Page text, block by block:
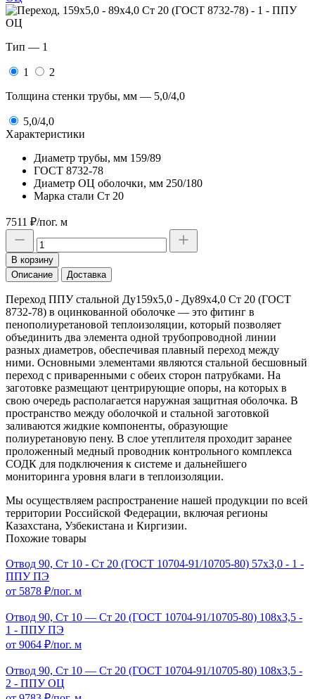
Тип — 1
1
2
Толщина стенки трубы, мм — 5,0/4,0
5,0/4,0
Характеристики
Диаметр трубы, мм 159/89
ГОСТ 8732-78
Диаметр ОЦ оболочки, мм 250/180
Марка стали Ст 20
7511 ₽/пог. м
В корзину
Описание
Доставка
Переход ППУ стальной Ду159х5,0 - Ду89x4,0 Ст 20 (ГОСТ
8732-78) в оцинкованной оболочке — это фитинг в
пенополиуретановой теплоизоляции, который позволяет
объединить два элемента одной трубопроводной линии
разных диаметров, обеспечивая плавный переход между
ними. Основными элементами являются стальной бесшовный
переход с приваренными с обеих сторон патрубками. На
заготовке размещают центрирующие опоры, на которых в
свою очередь располагается наружная защитная оболочка. В
пространство между оболочкой и стальной заготовкой
заливаются жидкие компоненты, образующие
полиуретановую пену. В слое утеплителя проходит заранее
проложенный медный проводник контрольного комплекса
СОДК для подключения к системе и дальнейшего
мониторинга уровня влаги в теплоизоляции.
Мы осуществляем распространение нашей продукции по всей
территории Российской Федерации, включая регионы
Казахстана, Узбекистана и Киргизии.
Похожие товары
Отвод 90, Ст 10 - Ст 20 (ГОСТ 10704-91/10705-80) 57х3,0 - 1 -
ППУ ПЭ
от 5878 ₽/пог. м
Отвод 90, Ст 10 — Ст 20 (ГОСТ 10704-91/10705-80) 108x3,5 -
1 - ППУ ПЭ
от 9064 ₽/пог. м
Отвод 90, Ст 10 — Ст 20 (ГОСТ 10704-91/10705-80) 108x3,5 -
2 - ППУ ОЦ